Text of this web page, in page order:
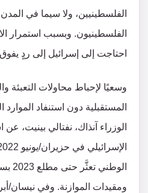
الفلسطينيين، ولا سيما في المدن
الفلسطينيون. وبسبب استمرار
احتاجت إلى إسرائيل إلى ردٍ
وسعيًا لإحباط محاولات التعبئة
المستقبلية دون استنفاد
الوزراء آنذاك، نفتالي بينيت،
ومقيدات الموازنة. وفي نيسان/